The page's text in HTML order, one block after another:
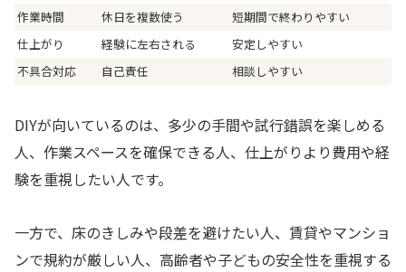
作業時間
休日を複数使う
短期間で終わりやすい
仕上がり
経験に左右される
安定しやすい
不具合対応
自己責任 相談しやすい
DIYが向いているのは、多少の手間や試行錯誤を楽しめる
人、作業スペースを確保できる人、仕上がりより費用や経
験を重視したい人です。
一方で、床のきしみや段差を避けたい人、賃貸やマンショ
ンで規約が厳しい人、高齢者や子どもの安全性を重視する